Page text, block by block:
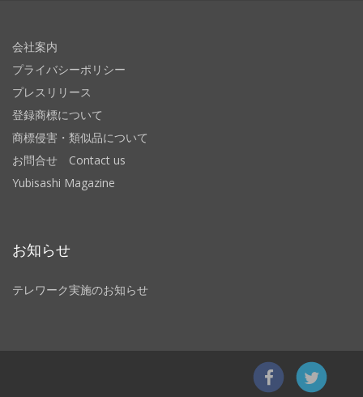
会社案内
プライバシーポリシー
プレスリリース
登録商標について
商標侵害・類似品について
お問合せ Contact us
Yubisashi Magazine
お知らせ
テレワーク実施のお知らせ